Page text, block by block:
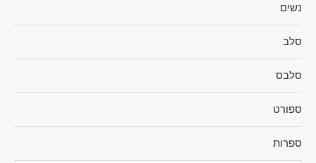
נשים
סלב
סלבס
ספורט
ספרות